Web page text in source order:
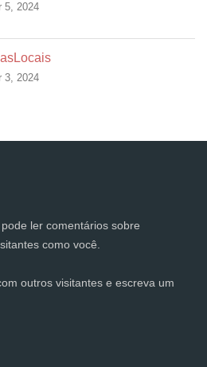
5, 2024
3, 2024
ler comentários sobre
como você.
outros visitantes e escreva um